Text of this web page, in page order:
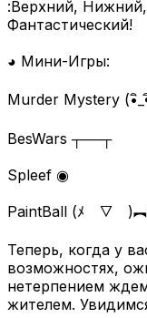
:Верхний,
Фантастический!
◕ Мини-Игры:
Murder Mystery (•ิ
BesWars ┬──┬
Spleef ◉
PaintBall (ﾒ￣▽￣
Теперь, когда у
возможностях,
нетерпением
жителем.